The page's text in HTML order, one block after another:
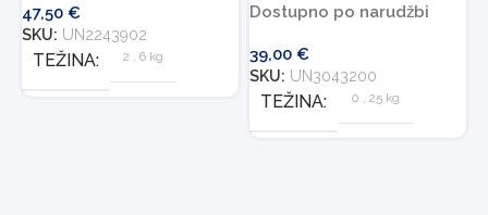
47,50 €
SKU: UN2243902
TEŽINA 2 6 kg
Dostupno po narudžbi
39,00 €
SKU: UN3043200
TEŽINA 0 , 25 kg